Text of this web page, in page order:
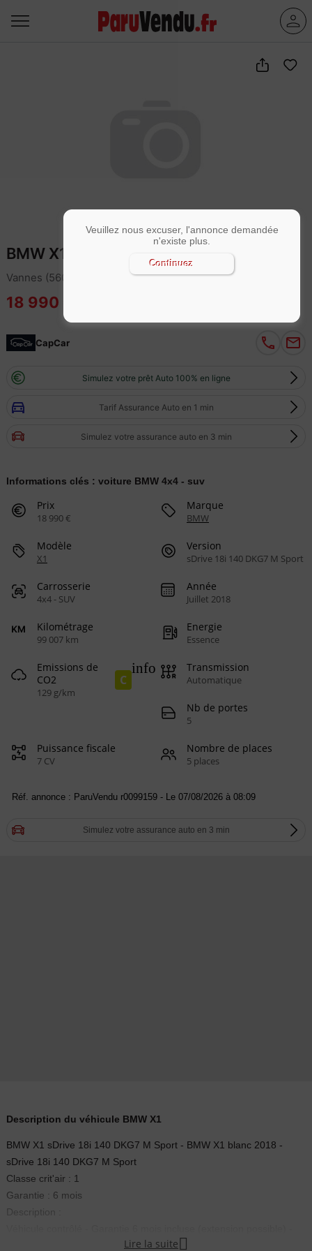
BMW X1 sDrive 18i 140 DKG7 M Sport
Vannes (56000)
18 990 €
CapCar
Simulez votre prêt Auto 100% en ligne
Tarif Assurance Auto en 1 min
Simulez votre assurance auto en 3 min
Informations clés : voiture BMW 4x4 - suv
Prix
18 990 €
Marque
BMW
Modèle
X1
Version
sDrive 18i 140 DKG7 M Sport
Carrosserie
4x4 - SUV
Année
Juillet 2018
Kilométrage
99 007 km
Energie
Essence
Emissions de
CO2
129 g/km
C
info Transmission
Automatique
Nb de portes
5
Puissance fiscale
7 CV
Nombre de places
5 places
Réf. annonce : ParuVendu r0099159 - Le 07/08/2026 à 08:09
Simulez votre assurance auto en 3 min
Description du véhicule BMW X1
BMW X1 sDrive 18i 140 DKG7 M Sport - BMW X1 blanc 2018 -
sDrive 18i 140 DKG7 M Sport
Classe crit'air : 1
Garantie : 6 mois
Description :
Remboursement de la différence si vous trouvez moins cher
Lire la suite 
Veuillez nous excuser, l'annonce demandée
n'existe plus.
Continuez